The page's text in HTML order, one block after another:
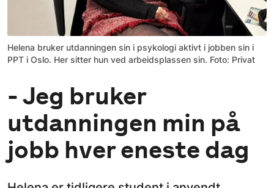
Helena bruker utdanningen sin i psykologi aktivt i jobben sin i
PPT i Oslo. Her sitter hun ved arbeidsplassen sin. Foto: Privat
- Jeg bruker
utdanningen min på
jobb hver eneste dag